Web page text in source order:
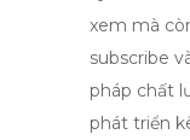
xem mà
subscribe
pháp chất
phát triển